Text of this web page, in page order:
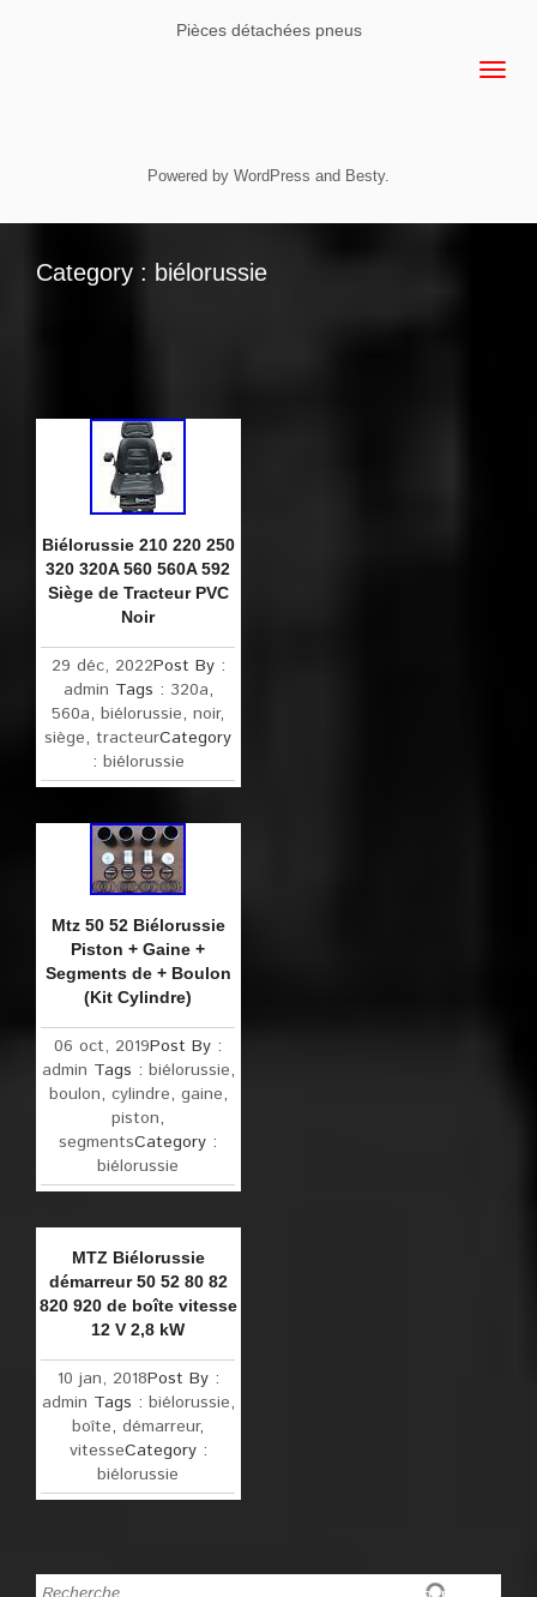
Pièces détachées pneus
Powered by WordPress and Besty.
Category : biélorussie
Biélorussie 210 220 250
320 320A 560 560A 592
Siège de Tracteur PVC
Noir
29 déc, 2022Post By :
admin Tags : 320a,
560a,biélorussie,noir,
siège,tracteurCategory
: biélorussie
Mtz 50 52 Biélorussie
Piston + Gaine +
Segments de + Boulon
(Kit Cylindre)
06 oct, 2019Post By :
admin Tags : biélorussie,
boulon, cylindre, gaine,
piston,
segmentsCategory :
biélorussie
MTZ Biélorussie
démarreur 50 52 80 82
820 920 de boîte vitesse
12 V 2,8 kW
10 jan, 2018Post By :
admin Tags : biélorussie,
boîte,démarreur,
vitesseCategory :
biélorussie